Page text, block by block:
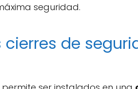
seguridad.
de